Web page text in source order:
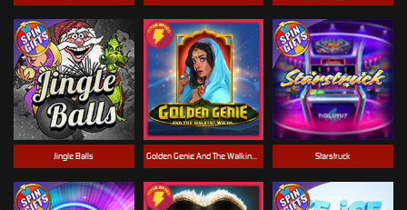
Starstruck
Golden Genie And The Walking Wilds
Jingle Balls